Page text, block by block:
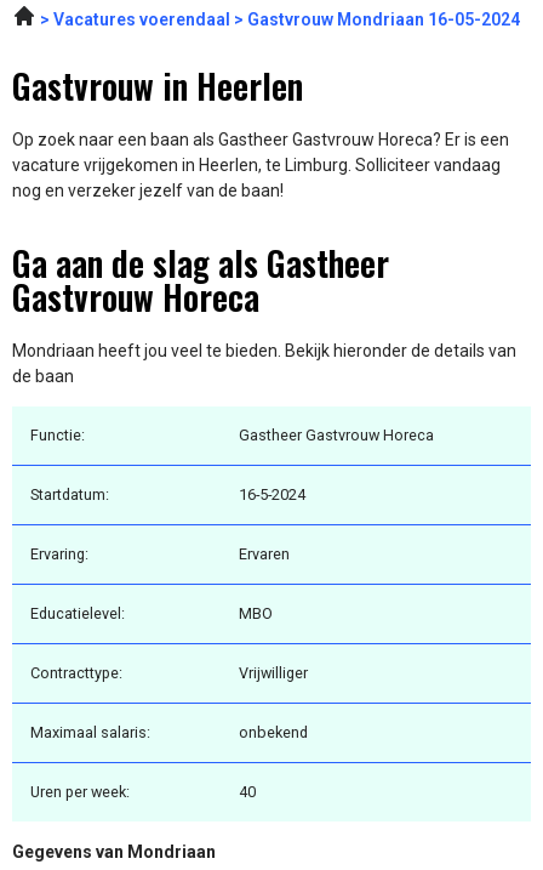
Vacatures voerendaal Gastvrouw Mondriaan 16-05-2024
Gastvrouw in Heerlen
Op zoek naar een baan als Gastheer Gastvrouw Horeca? Er is een
vacature vrijgekomen in Heerlen, te Limburg. Solliciteer vandaag
nog en verzeker jezelf van de baan!
Ga aan de slag als Gastheer
Gastvrouw Horeca
Mondriaan heeft jou veel te bieden. Bekijk hieronder de details van
de baan
Functie: Gastheer Gastvrouw Horeca
Startdatum: 16-5-2024
Ervaring: Ervaren
Educatielevel: MBO
Contracttype: Vrijwilliger
Maximaal salaris: onbekend
Uren per week: 40
Gegevens van Mondriaan